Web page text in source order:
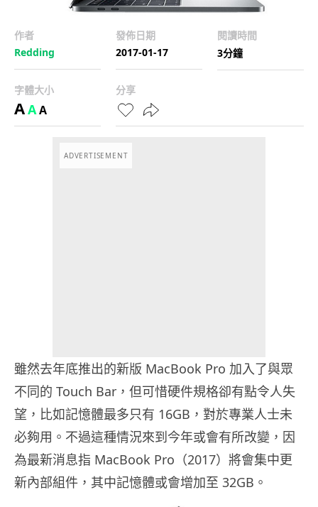
作者
Redding
發佈日期
2017-01-17
閱讀時間
3分鐘
字體大小
AAA
分享
ADVERTISEMENT
雖然去年底推出的新版 MacBook Pro 加入了與眾
不同的 Touch Bar，但可惜硬件規格卻有點令人失
望，比如記憶體最多只有 16GB，對於專業人士未
必夠用。不過這種情況來到今年或會有所改變，因
為最新消息指 MacBook Pro（2017）將會集中更
新內部組件，其中記憶體或會增加至 32GB。